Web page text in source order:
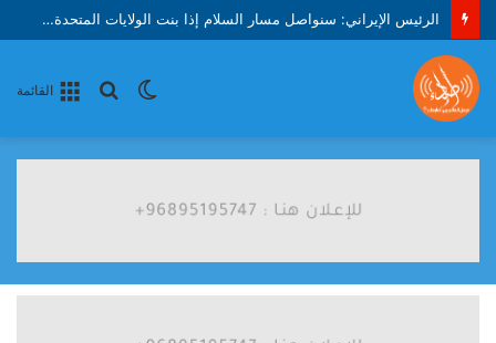
الرئيس الإيراني: سنواصل مسار السلام إذا بنت الولايات المتحدة الثقة
القائمة
بحث الوضع